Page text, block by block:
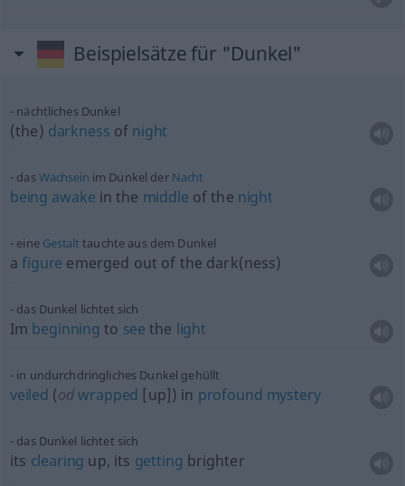
Beispielsätze für "Dunkel"
nächtliches Dunkel
(the) darkness of night
dasWachsein im Dunkel der Nacht
being awake in the middle of the night
eine Gestalt tauchte aus dem Dunkel
afigure emerged out of the dark(ness)
das Dunkel lichtet sich
Im beginning to see the light
in undurchdringliches Dunkel gehüllt
veiled (odwrapped [up]) in profound mystery
das Dunkel lichtet sich
its clearing up, its getting brighter